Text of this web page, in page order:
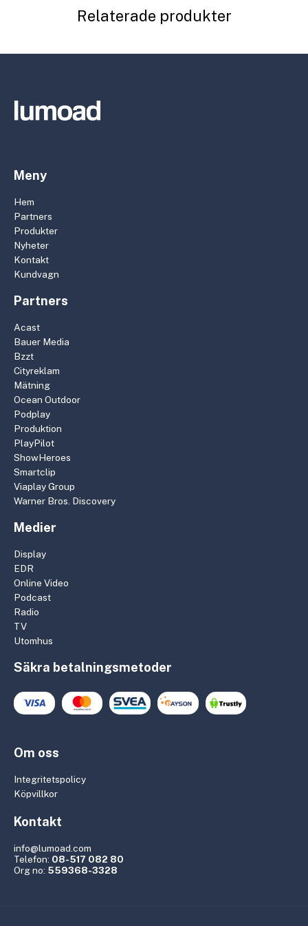
Relaterade produkter
Meny
Hem
Partners
Produkter
Nyheter
Kontakt
Kundvagn
Partners
Acast
Bauer Media
Bzzt
Cityreklam
Mätning
Ocean Outdoor
Podplay
Produktion
PlayPilot
ShowHeroes
Smartclip
Viaplay Group
Warner Bros. Discovery
Medier
Display
EDR
Online Video
Podcast
Radio
TV
Utomhus
Säkra betalningsmetoder
Om oss
Integritetspolicy
Köpvillkor
Kontakt
info@lumoad.com
Telefon: 08-517 082 80
Org no: 559368-3328